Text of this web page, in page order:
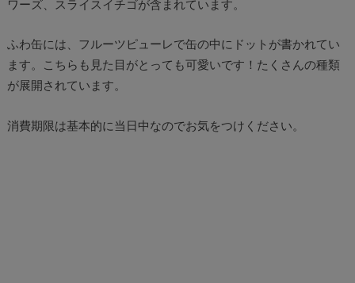
ワーズ、スライスイチゴが含まれています。
ふわ缶には、フルーツピューレで缶の中にドットが書かれてい
ます。こちらも見た目がとっても可愛いです！たくさんの種類
が展開されています。
消費期限は基本的に当日中なのでお気をつけください。